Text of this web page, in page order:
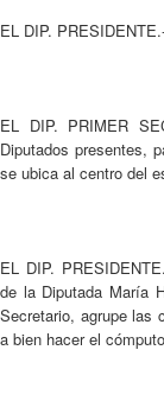
EL DIP.
EL DIP. PRIMER
Diputados presentes,
se ubica al centro del
EL DIP.
de la Diputada María
Secretario, agrupe las
a bien hacer el